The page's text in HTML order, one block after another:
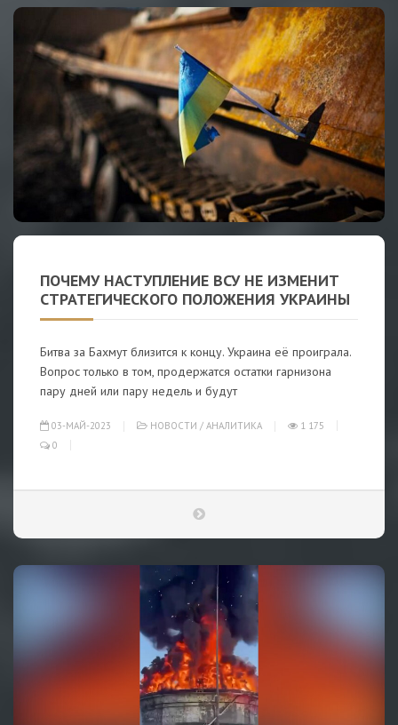
ПОЧЕМУ НАСТУПЛЕНИЕ ВСУ НЕ ИЗМЕНИТ
СТРАТЕГИЧЕСКОГО ПОЛОЖЕНИЯ УКРАИНЫ
Битва за Бахмут близится к концу. Украина её проиграла.
Вопрос только в том, продержатся остатки гарнизона
пару дней или пару недель и будут
03-МАЙ-2023 НОВОСТИ / АНАЛИТИКА
1 175
0